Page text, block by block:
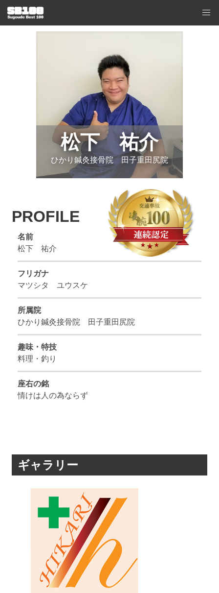
松下 祐介
ひかり鍼灸接骨院 田子重田尻院
PROFILE
名前
松下 祐介
フリガナ
マツシタ ユウスケ
所属院
ひかり鍼灸接骨院 田子重田尻院
趣味・特技
料理・釣り
座右の銘
情けは人の為ならず
ギャラリー